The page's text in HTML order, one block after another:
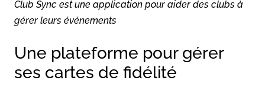
Club Sync est une application pour aider des clubs à
gérer leurs événements
Une plateforme pour gérer
ses cartes de fidélité